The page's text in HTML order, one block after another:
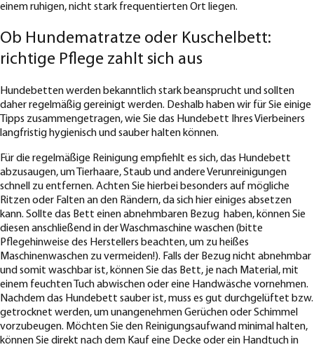
einem ruhigen, nicht stark frequentierten Ort liegen.
Ob Hundematratze oder Kuschelbett:
richtige Pflege zahlt sich aus
Hundebetten werden bekanntlich stark beansprucht und sollten
daher regelmäßig gereinigt werden. Deshalb haben wir für Sie einige
Tipps zusammengetragen, wie Sie das Hundebett Ihres Vierbeiners
langfristig hygienisch und sauber halten können.
Für die regelmäßige Reinigung empfiehlt es sich, das Hundebett
abzusaugen, um Tierhaare, Staub und andere Verunreinigungen
schnell zu entfernen. Achten Sie hierbei besonders auf mögliche
Ritzen oder Falten an den Rändern, da sich hier einiges absetzen
kann. Sollte das Bett einen abnehmbaren Bezug haben, können Sie
diesen anschließend in der Waschmaschine waschen (bitte
Pflegehinweise des Herstellers beachten, um zu heißes
Maschinenwaschen zu vermeiden!). Falls der Bezug nicht abnehmbar
und somit waschbar ist, können Sie das Bett, je nach Material, mit
einem feuchten Tuch abwischen oder eine Handwäsche vornehmen.
Nachdem das Hundebett sauber ist, muss es gut durchgelüftet bzw.
getrocknet werden, um unangenehmen Gerüchen oder Schimmel
vorzubeugen. Möchten Sie den Reinigungsaufwand minimal halten,
können Sie direkt nach dem Kauf eine Decke oder ein Handtuch in